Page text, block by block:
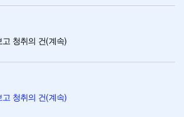
청취의 건(계속)
청취의 건(계속)